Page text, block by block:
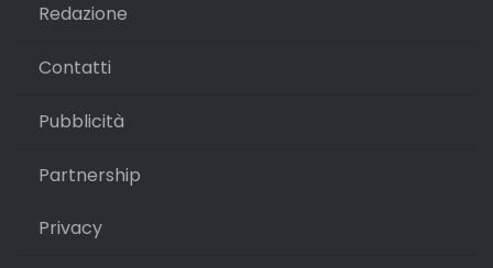
Redazione
Contatti
Pubblicità
Partnership
Privacy